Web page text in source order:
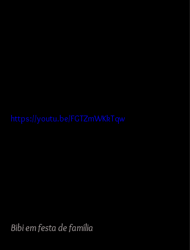
https://youtu.be/FGTZmWKkTqw
Bibi em festa de família